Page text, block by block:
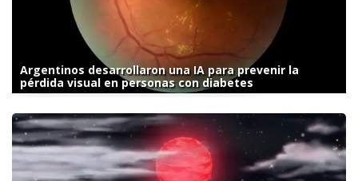
Argentinos desarrollaron una IA para prevenir la
pérdida visual en personas con diabetes